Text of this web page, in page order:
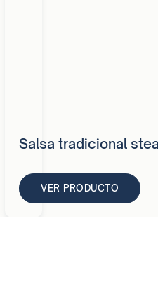
Salsa tradicional
VER PRODUCTO